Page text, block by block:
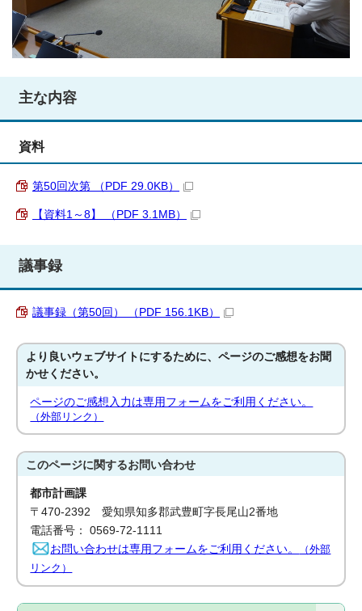
主な内容
資料
第50回次第 （PDF 29.0KB）
【資料1～8】 （PDF 3.1MB）
議事録
議事録（第50回） （PDF 156.1KB）
より良いウェブサイトにするために、ページのご感想をお聞
かせください。
ページのご感想入力は専用フォームをご利用ください。
（外部リンク）
このページに関するお問い合わせ
都市計画課
〒470-2392 愛知県知多郡武豊町字長尾山2番地
電話番号： 0569-72-1111
お問い合わせは専用フォームをご利用ください。
（外部
リンク）